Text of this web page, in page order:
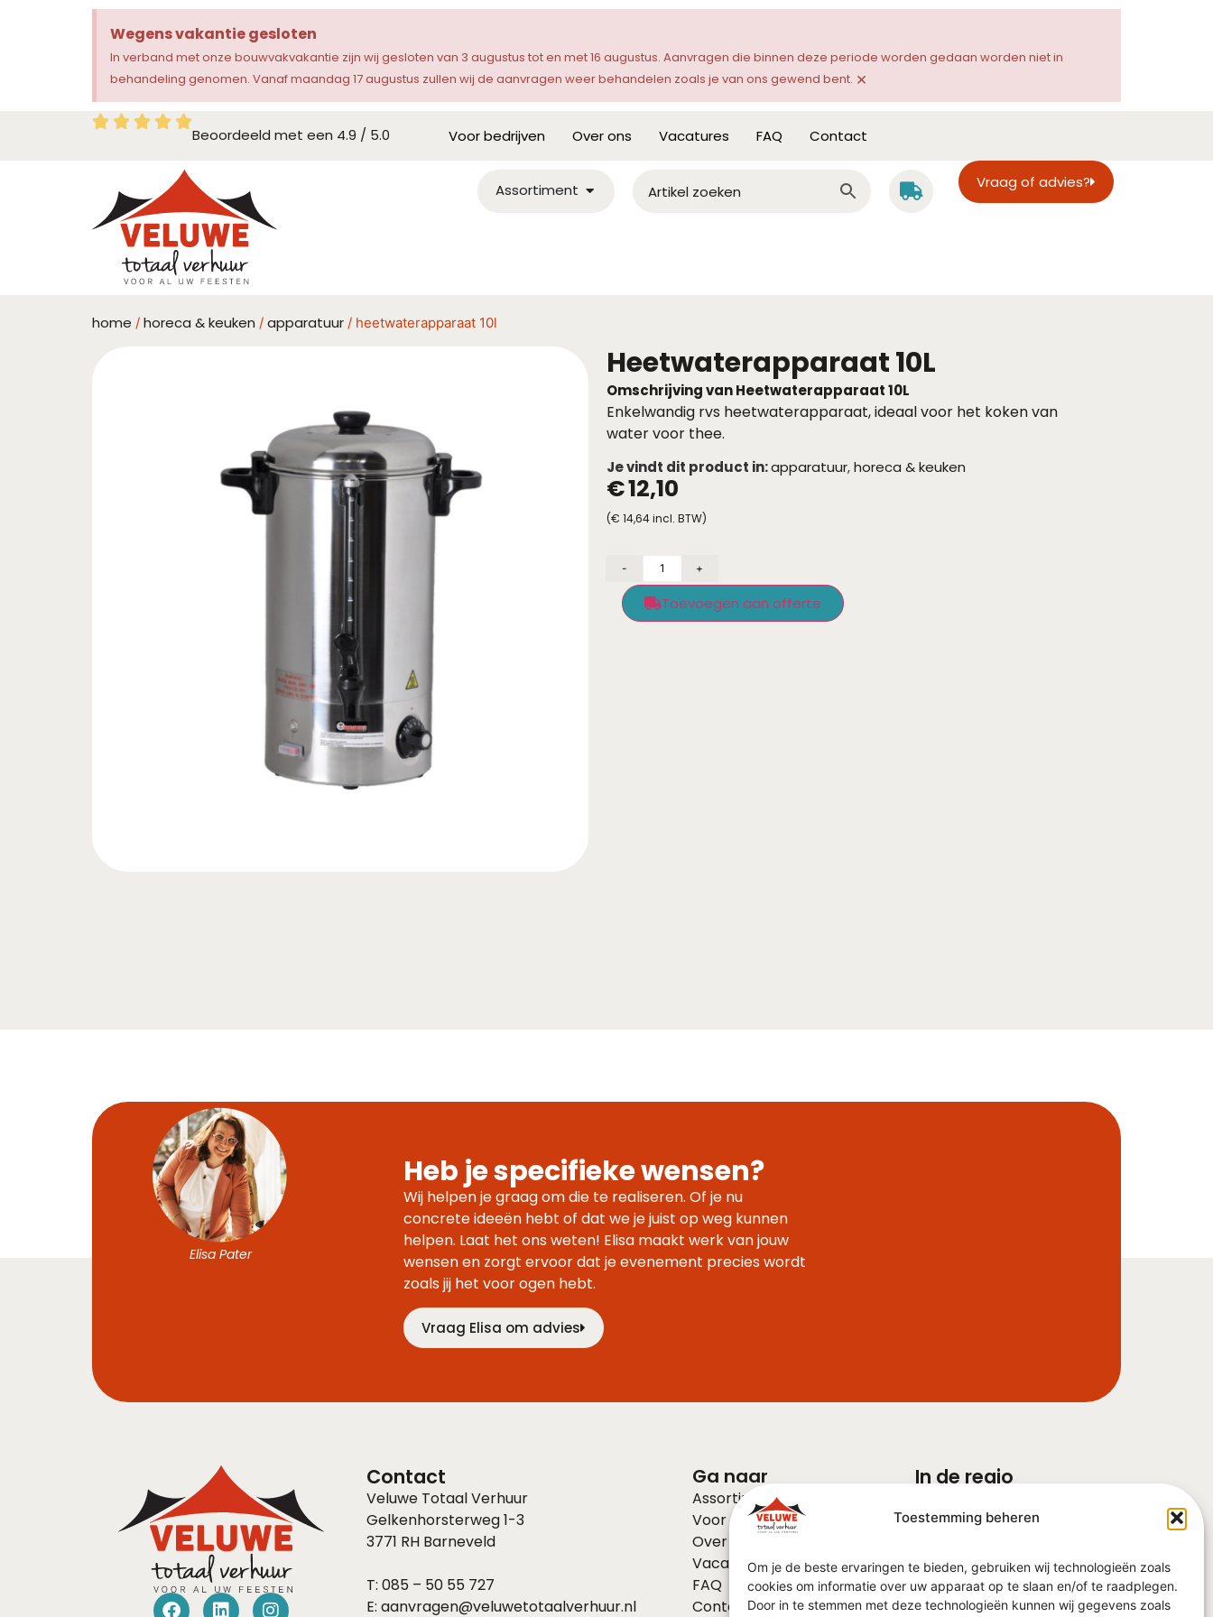
Toestemming beheren
Om je de beste ervaringen te bieden, gebruiken wij technologieën zoals
cookies om informatie over uw apparaat op te slaan en/of te raadplegen.
Door in te stemmen met deze technologieën kunnen wij gegevens zoals
Wegens vakantie gesloten
In verband met onze bouwvakvakantie zijn wij gesloten van 3 augustus tot en met 16 augustus. Aanvragen die binnen deze periode worden gedaan worden niet in
behandeling genomen. Vanaf maandag 17 augustus zullen wij de aanvragen weer behandelen zoals je van ons gewend bent. ×
Beoordeeld met een 4.9 / 5.0 Voor bedrijven Over ons Vacatures FAQ Contact
Assortiment Vraag of advies?
home / horeca & keuken / apparatuur / heetwaterapparaat 10l
Heetwaterapparaat 10L
Omschrijving van Heetwaterapparaat 10L
Enkelwandig rvs heetwaterapparaat, ideaal voor het koken van
water voor thee.
Je vindt dit product in:apparatuur,horeca & keuken
€12,10
(€ 14,64incl. BTW)
- +
Toevoegen aan offerte
Elisa Pater
Heb je specifieke wensen?
Wij helpen je graag om die te realiseren. Of je nu
concrete ideeën hebt of dat we je juist op weg kunnen
helpen. Laat het ons weten! Elisa maakt werk van jouw
wensen en zorgt ervoor dat je evenement precies wordt
zoals jij het voor ogen hebt.
Vraag Elisa om advies
Contact
Veluwe Totaal Verhuur
Gelkenhorsterweg 1-3
3771 RH Barneveld
T: 085 – 50 55 727
E: aanvragen@veluwetotaalverhuur.nl
Ga naar
Assortiment
Voor bedrijven
Over ons
Vacatures
FAQ
Contact
In de regio
Ede
Nijkerk
Harderwijk